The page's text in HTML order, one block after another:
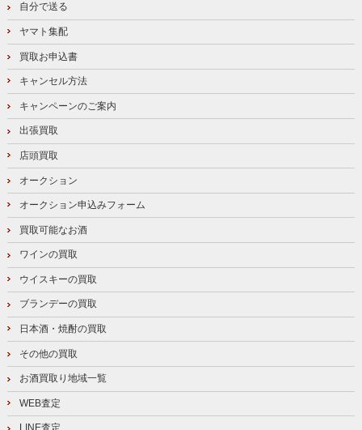
自分で送る
ヤマト集配
買取お申込書
キャンセル方法
キャンペーンのご案内
出張買取
店頭買取
オークション
オークション申込みフォーム
買取可能なお酒
ワインの買取
ウイスキーの買取
ブランデーの買取
日本酒・焼酎の買取
その他の買取
お酒買取り地域一覧
WEB査定